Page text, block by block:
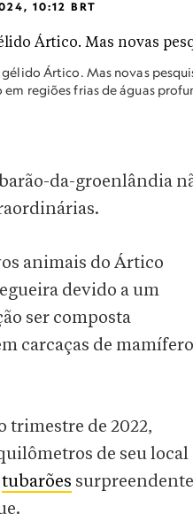
10:12 BRT
Ártico. Mas novas
regiões frias de águas
da-groenlândia
animais do Ártico
devido a um
ser composta
carcaças de
trimestre de 2022,
de seu local
tubarões